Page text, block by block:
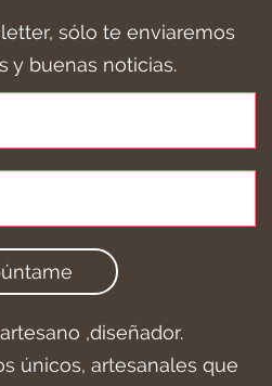
sólo te enviaremos
y buenas noticias.
,diseñador.
únicos, artesanales que